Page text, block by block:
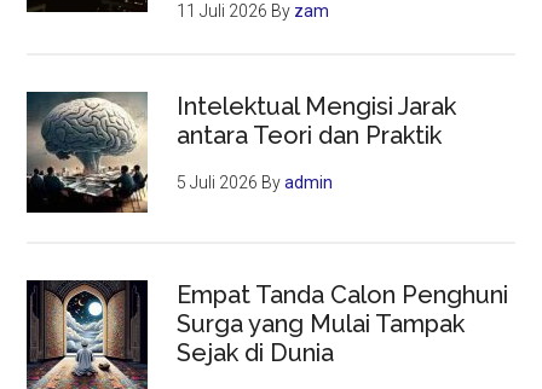
11 Juli 2026 By zam
Intelektual Mengisi Jarak
antara Teori dan Praktik
5 Juli 2026 Byadmin
Empat Tanda Calon Penghuni
Surga yang Mulai Tampak
Sejak di Dunia